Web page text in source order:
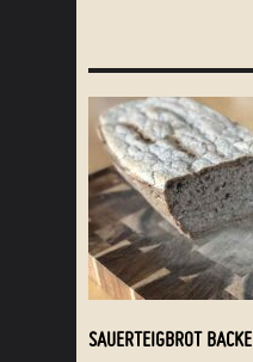
SAUERTEIGBROT